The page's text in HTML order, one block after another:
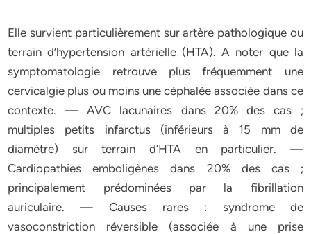
Elle survient particulièrement sur artère pathologique ou
terrain d’hypertension artérielle (HTA). A noter que la
symptomatologie retrouve plus fréquemment une
cervicalgie plus ou moins une céphalée associée dans ce
contexte. — AVC lacunaires dans 20% des cas ;
multiples petits infarctus (inférieurs à 15 mm de
diamètre) sur terrain d’HTA en particulier. —
Cardiopathies emboligènes dans 20% des cas ;
principalement prédominées par la fibrillation
auriculaire. — Causes rares : syndrome de
vasoconstriction réversible (associée à une prise